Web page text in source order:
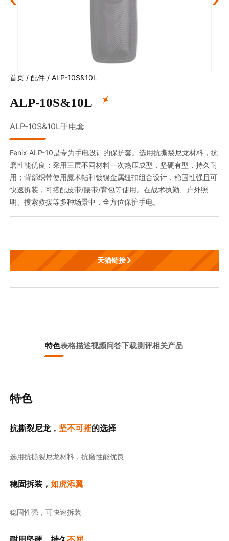
首页 /配件 /ALP-10S&10L
ALP-10S&10L
ALP-10S&10L手电套
Fenix ALP-10是专为手电设计的保护套。选用抗撕裂尼龙材料，抗
磨性能优良；采用三层不同材料一次热压成型，坚硬有型，持久耐
用；背部织带使用魔术帖和镀镍金属纽扣组合设计，稳固性强且可
快速拆装，可搭配皮带/腰带/背包等使用。在战术执勤、户外照
明、搜索救援等多种场景中，全方位保护手电。
天猫链接
特色表格描述视频问答下载测评相关产品
特色
抗撕裂尼龙， 坚不可摧的选择
选用抗撕裂尼龙材料，抗磨性能优良
稳固拆装，如虎添翼
稳固性强，可快速拆装